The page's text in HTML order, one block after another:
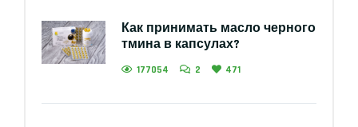
Как принимать масло черного
тмина в капсулах?
177054 2 471